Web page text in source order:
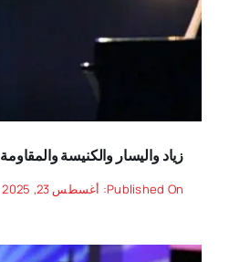
زياد واليسار والكنيسة والمقاومة
Published On: أغسطس 23, 2025